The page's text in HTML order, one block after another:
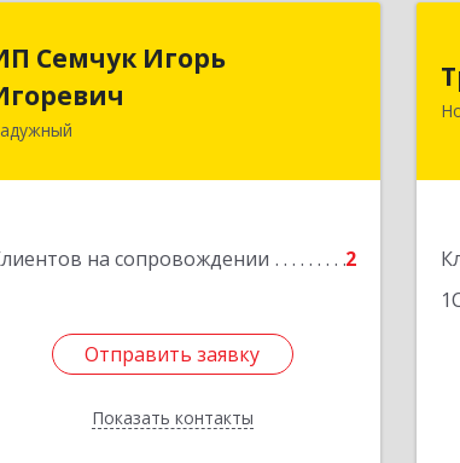
Семчук Игорь
на сопровождении 2
Отправить заявку
Показать контакты
Игоревич
628464, ХМАО-Югра, г. Радужный, 1
Отправить заявку
Назад